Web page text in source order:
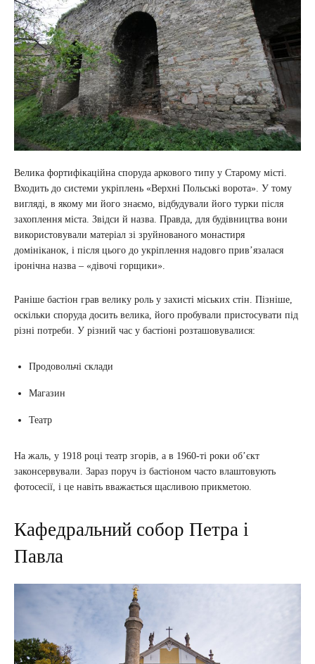
Велика фортифікаційна споруда аркового типу у Старому місті.
Входить до системи укріплень «Верхні Польські ворота». У тому
вигляді, в якому ми його знаємо, відбудували його турки після
захоплення міста. Звідси й назва. Правда, для будівництва вони
використовували матеріал зі зруйнованого монастиря
домініканок, і після цього до укріплення надовго прив’язалася
іронічна назва – «дівочі горщики».
Раніше бастіон грав велику роль у захисті міських стін. Пізніше,
оскільки споруда досить велика, його пробували пристосувати під
різні потреби. У різний час у бастіоні розташовувалися:
Продовольчі склади
Магазин
Театр
На жаль, у 1918 році театр згорів, а в 1960-ті роки об’єкт
законсервували. Зараз поруч із бастіоном часто влаштовують
фотосесії, і це навіть вважається щасливою прикметою.
Кафедральний собор Петра і
Павла